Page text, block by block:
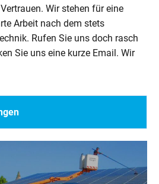
Wir stehen für eine
Arbeit nach dem stets
Rufen Sie uns doch rasch
Sie uns eine kurze Email. Wir